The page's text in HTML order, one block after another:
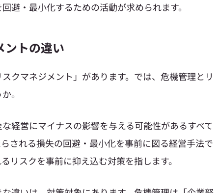
避・最小化するための活動が求められます。
ントの違い
クマネジメント」があります。では、危機管理とリ
。
経営にマイナスの影響を与える可能性があるすべて
される損失の回避・最小化を事前に図る経営手法で
リスクを事前に抑え込む対策を指します。